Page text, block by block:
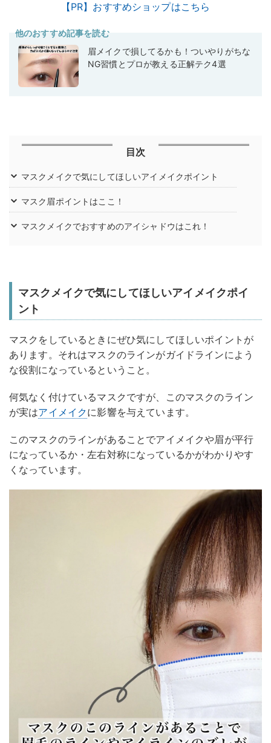
【PR】おすすめショップはこちら
他のおすすめ記事を読む
眉メイクで損してるかも！ついやりがちな
NG習慣とプロが教える正解テク4選
目次
マスクメイクで気にしてほしいアイメイクポイント
マスク眉ポイントはここ！
マスクメイクでおすすめのアイシャドウはこれ！
マスクメイクで気にしてほしいアイメイクポイ
ント
マスクをしているときにぜひ気にしてほしいポイントが
あります。それはマスクのラインがガイドラインによう
な役割になっているということ。
何気なく付けているマスクですが、このマスクのライン
が実はアイメイクに影響を与えています。
このマスクのラインがあることでアイメイクや眉が平行
になっているか・左右対称になっているかがわかりやす
くなっています。